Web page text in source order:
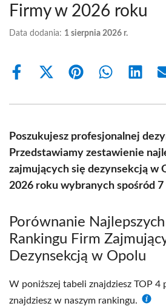
Firmy w 2026 roku
Data dodania: 1 sierpnia 2026 r.
Share
Share
(Twitter)
Share Share Share
Poszukujesz profesjonalnej
Przedstawiamy zestawienie
zajmujących się dezynsekcją w
2026 roku wybranych spośród
Porównanie
Rankingu Firm
Dezynsekcją w Opolu
W poniższej tabeli znajdziesz TOP
znajdziesz w naszym rankingu.